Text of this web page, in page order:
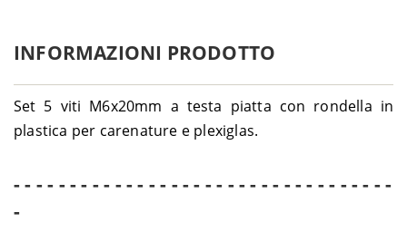
INFORMAZIONI PRODOTTO
Set 5 viti M6x20mm a testa piatta con rondella in
plastica per carenature e plexiglas.
- - - - - - - - - - - - - - - - - - - - - - - - - - - - - - - - - -
-